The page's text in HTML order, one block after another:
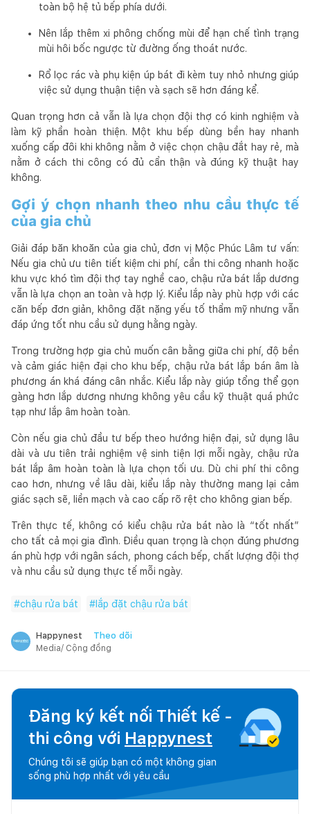
toàn bộ hệ tủ bếp phía dưới.
Nên lắp thêm xi phông chống mùi để hạn chế tình trạng
mùi hôi bốc ngược từ đường ống thoát nước.
Rổ lọc rác và phụ kiện úp bát đi kèm tuy nhỏ nhưng giúp
việc sử dụng thuận tiện và sạch sẽ hơn đáng kể.
Quan trọng hơn cả vẫn là lựa chọn đội thợ có kinh nghiệm và
làm kỹ phần hoàn thiện. Một khu bếp dùng bền hay nhanh
xuống cấp đôi khi không nằm ở việc chọn chậu đắt hay rẻ, mà
nằm ở cách thi công có đủ cẩn thận và đúng kỹ thuật hay
không.
Gợi ý chọn nhanh theo nhu cầu thực tế
của gia chủ
Giải đáp băn khoăn của gia chủ, đơn vị Mộc Phúc Lâm tư vấn:
Nếu gia chủ ưu tiên tiết kiệm chi phí, cần thi công nhanh hoặc
khu vực khó tìm đội thợ tay nghề cao, chậu rửa bát lắp dương
vẫn là lựa chọn an toàn và hợp lý. Kiểu lắp này phù hợp với các
căn bếp đơn giản, không đặt nặng yếu tố thẩm mỹ nhưng vẫn
đáp ứng tốt nhu cầu sử dụng hằng ngày.
Trong trường hợp gia chủ muốn cân bằng giữa chi phí, độ bền
và cảm giác hiện đại cho khu bếp, chậu rửa bát lắp bán âm là
phương án khá đáng cân nhắc. Kiểu lắp này giúp tổng thể gọn
gàng hơn lắp dương nhưng không yêu cầu kỹ thuật quá phức
tạp như lắp âm hoàn toàn.
Còn nếu gia chủ đầu tư bếp theo hướng hiện đại, sử dụng lâu
dài và ưu tiên trải nghiệm vệ sinh tiện lợi mỗi ngày, chậu rửa
bát lắp âm hoàn toàn là lựa chọn tối ưu. Dù chi phí thi công
cao hơn, nhưng về lâu dài, kiểu lắp này thường mang lại cảm
giác sạch sẽ, liền mạch và cao cấp rõ rệt cho không gian bếp.
Trên thực tế, không có kiểu chậu rửa bát nào là “tốt nhất”
cho tất cả mọi gia đình. Điều quan trọng là chọn đúng phương
án phù hợp với ngân sách, phong cách bếp, chất lượng đội thợ
và nhu cầu sử dụng thực tế mỗi ngày.
#chậu rửa bát #lắp đặt chậu rửa bát
Happynest Theo dõi
Media/ Cộng đồng
Đăng ký kết nối Thiết kế -
thi công với Happynest
Chúng tôi sẽ giúp bạn có một không gian
sống phù hợp nhất với yêu cầu